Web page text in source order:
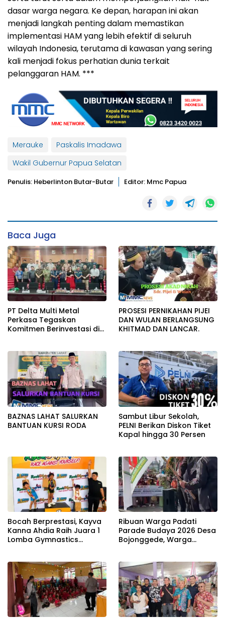
dasar warga negara. Ke depan, harapan ini akan
menjadi langkah penting dalam memastikan
implementasi HAM yang lebih efektif di seluruh
wilayah Indonesia, terutama di kawasan yang sering
kali menjadi fokus perhatian dunia terkait
pelanggaran HAM. ***
Merauke
Paskalis Imadawa
Wakil Gubernur Papua Selatan
Penulis: Heberlinton Butar-Butar Editor: Mmc Papua
Baca Juga
PT Delta Multi Metal
Perkasa Tegaskan
Komitmen Berinvestasi di
Pemotongan Kapal
PROSESI PERNIKAHAN PIJEI
DAN WULAN BERLANGSUNG
KHITMAD DAN LANCAR.
BAZNAS LAHAT SALURKAN
BANTUAN KURSI RODA
Sambut Libur Sekolah,
PELNI Berikan Diskon Tiket
Kapal hingga 30 Persen
Bocah Berprestasi, Kayva
Kanna Ahdia Raih Juara 1
Lomba Gymnastics
Ribuan Warga Padati
Parade Budaya 2026 Desa
Bojonggede, Warga